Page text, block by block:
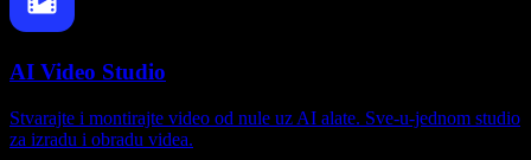
AI Video Studio
Stvarajte i montirajte video od nule uz AI alate. Sve-u-jednom studio
za izradu i obradu videa.